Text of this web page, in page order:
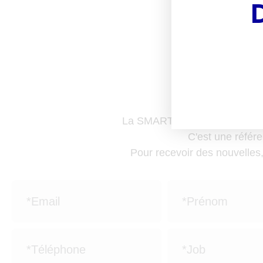
La SMART NEWS, c'est la
C'est une
Pour recevoir des